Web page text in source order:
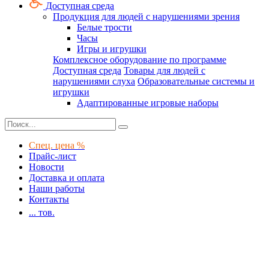
Доступная среда
Продукция для людей с нарушениями зрения
Белые трости
Часы
Игры и игрушки
Комплексное оборудование по программе
Доступная среда Товары для людей с
нарушениями слуха Образовательные системы и
игрушки
Адаптированные игровые наборы
Спец. цена %
Прайс-лист
Новости
Доставка и оплата
Наши работы
Контакты
... тов.